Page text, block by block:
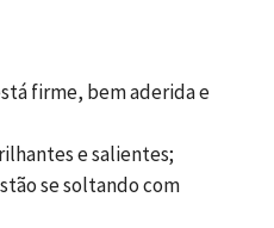
firme, bem aderida e
e salientes;
se soltando com